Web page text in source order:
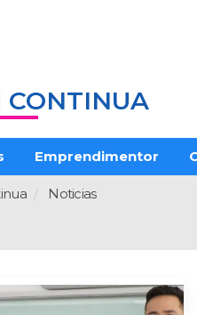
CONTINUA
Emprendimentor
Noticias